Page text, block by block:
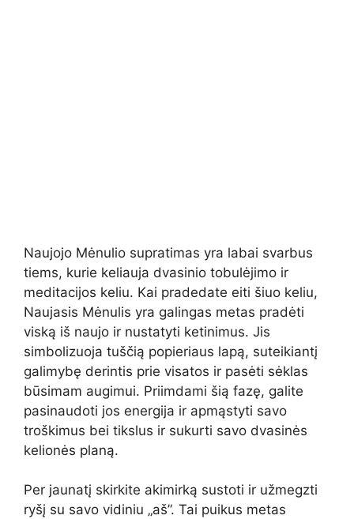
Naujojo Mėnulio supratimas yra labai svarbus
tiems, kurie keliauja dvasinio tobulėjimo ir
meditacijos keliu. Kai pradedate eiti šiuo keliu,
Naujasis Mėnulis yra galingas metas pradėti
viską iš naujo ir nustatyti ketinimus. Jis
simbolizuoja tuščią popieriaus lapą, suteikiantį
galimybę derintis prie visatos ir pasėti sėklas
būsimam augimui. Priimdami šią fazę, galite
pasinaudoti jos energija ir apmąstyti savo
troškimus bei tikslus ir sukurti savo dvasinės
kelionės planą.
Per jaunatį skirkite akimirką sustoti ir užmegzti
ryšį su savo vidiniu „aš”. Tai puikus metas